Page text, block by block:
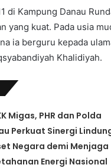
di Kampung Danau
yang kuat. Pada usia
ia berguru kepada
Khalidiyah.
Migas, PHR dan Polda
Perkuat Sinergi
Negara demi Menjaga
Energi Nasional